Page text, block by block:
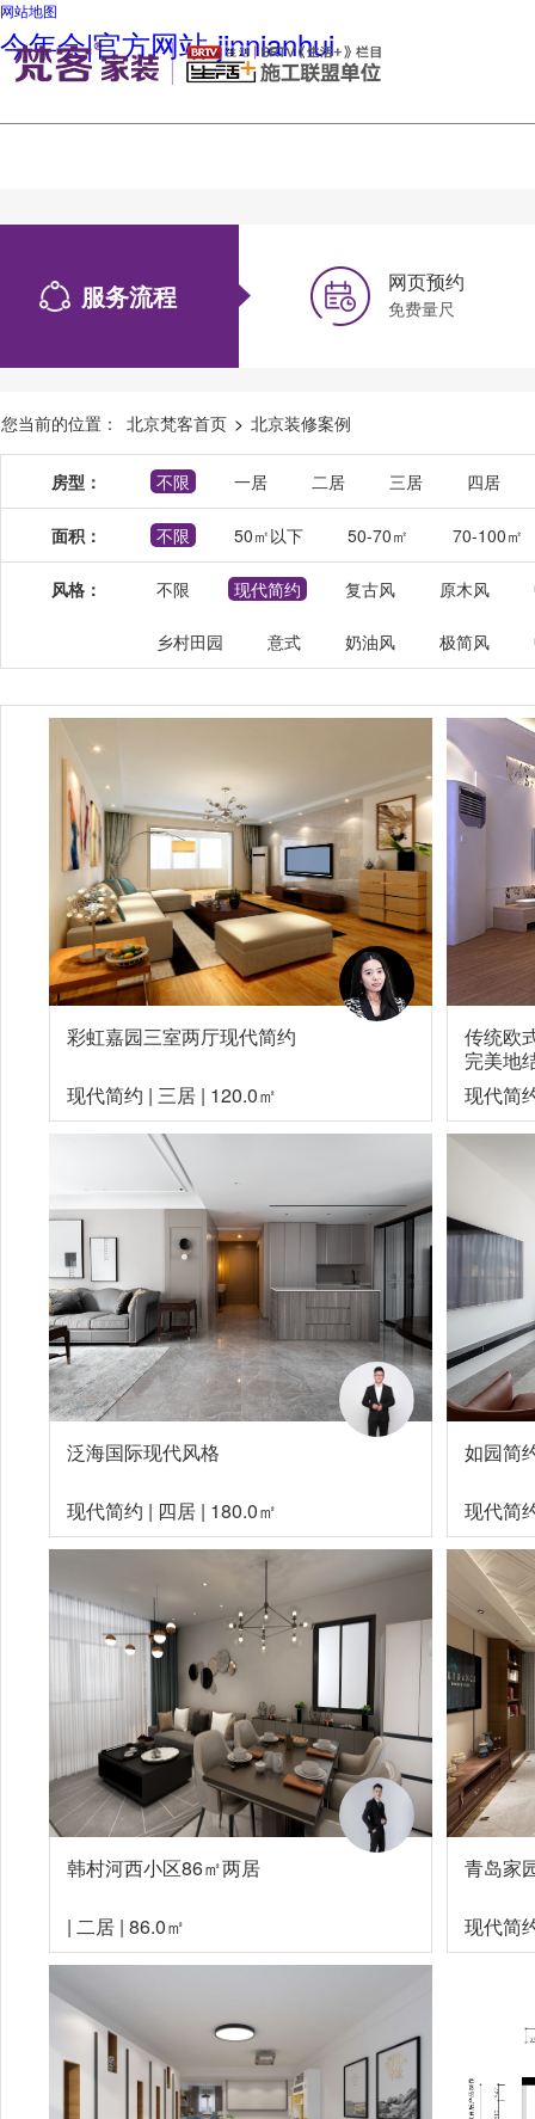
网站地图
今年会|官方网站-jinnianhui
服务流程 网页预约
免费量尺
您当前的位置： 北京梵客首页 > 北京装修案例
房型： 不限 一居 二居 三居 四居
面积： 不限 50㎡以下 50-70㎡ 70-100㎡
风格： 不限 现代简约 复古风 原木风
乡村田园 意式 奶油风 极简风
彩虹嘉园三室两厅现代简约
现代简约 | 三居 | 120.0㎡
传统欧
完美地
现代简
泛海国际现代风格
现代简约 | 四居 | 180.0㎡
如园简
现代简
韩村河西小区86㎡两居
| 二居 | 86.0㎡
青岛家
现代简